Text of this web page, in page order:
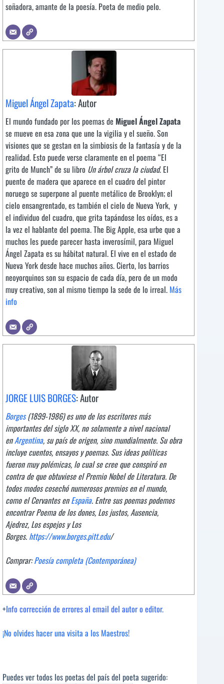
soñadora, amante de la poesía. Poeta de medio pelo.
Miguel Ángel Zapata: Autor
El mundo fundado por los poemas de Miguel Ángel Zapata
se mueve en esa zona que une la vigilia y el sueño. Son
visiones que se gestan en la simbiosis de la fantasía y de la
realidad. Esto puede verse claramente en el poema “El
grito de Munch” de su libro Un árbol cruza la ciudad. El
puente de madera que aparece en el cuadro del pintor
noruego se superpone al puente metálico de Brooklyn; el
cielo ensangrentado, es también el cielo de Nueva York, y
el individuo del cuadro, que grita tapándose los oídos, es a
la vez el hablante del poema. The Big Apple, esa urbe que a
muchos les puede parecer hasta inverosímil, para Miguel
Ángel Zapata es su hábitat natural. El vive en el estado de
Nueva York desde hace muchos años. Cierto, los barrios
neoyorquinos son su espacio de cada día, pero de un modo
muy creativo, son al mismo tiempo la sede de lo irreal. Más
info
JORGE LUIS BORGES: Autor
Borges(1899-1986) es uno de los escritores más
importantes del siglo XX, no solamente a nivel nacional
enArgentina, su país de origen, sino mundialmente. Su obra
incluye cuentos, ensayos y poemas. Sus ideas políticas
fueron muy polémicas, lo cual se cree que conspiró en
contra de que obtuviese el Premio Nobel de Literatura. De
todos modos cosechó numerosos premios en el mundo,
como el Cervantes enEspaña. Entre sus poemas podemos
encontrar Poema de los dones, Los justos, Ausencia,
Ajedrez, Los espejos y Los
Borges. https://www.borges.pitt.edu/
Comprar:Poesía completa (Contemporánea)
+Info corrección de errores al email del autor o editor.
¡No olvides hacer una visita a los Maestros!
Puedes ver todos los poetas del país del poeta sugerido: